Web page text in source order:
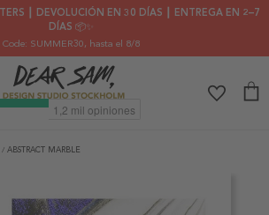
┃ DEVOLUCIÓN EN 30 DÍAS ┃ ENTREGA EN 2–7
DÍAS 📦✨
Code: SUMMER30, hasta el 8/8
/ ABSTRACT MARBLE